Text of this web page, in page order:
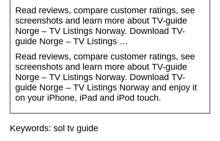
Read reviews, compare customer ratings, see
screenshots and learn more about TV-guide
Norge – TV Listings Norway. Download TV-
guide Norge – TV Listings …
Read reviews, compare customer ratings, see
screenshots and learn more about TV-guide
Norge – TV Listings Norway. Download TV-
guide Norge – TV Listings Norway and enjoy it
on your iPhone, iPad and iPod touch.
Keywords: sol tv guide